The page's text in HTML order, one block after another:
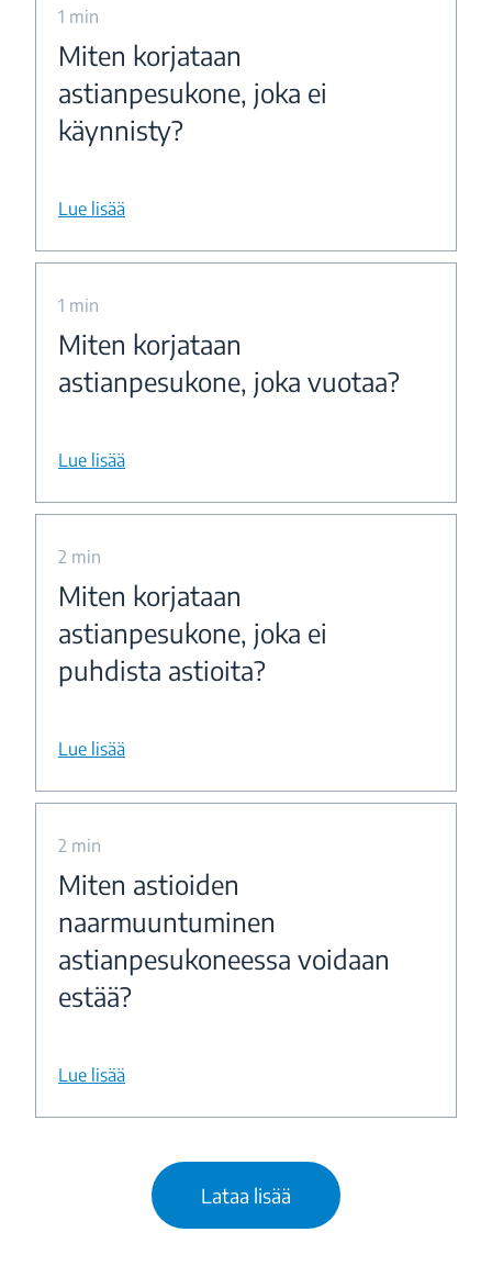
1 min
Miten korjataan
astianpesukone, joka ei
käynnisty?
Lue lisää
1 min
Miten korjataan
astianpesukone, joka vuotaa?
Lue lisää
2 min
Miten korjataan
astianpesukone, joka ei
puhdista astioita?
Lue lisää
2 min
Miten astioiden
naarmuuntuminen
astianpesukoneessa voidaan
estää?
Lue lisää
Lataa lisää